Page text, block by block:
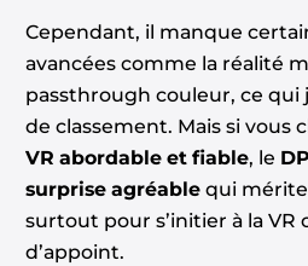
Cependant, il manque
avancées comme la réalité
passthrough couleur, ce qui
de classement. Mais si vous
VR abordable et fiable, le
surprise agréablequi mérite
surtout pour s’initier à la
d’appoint.